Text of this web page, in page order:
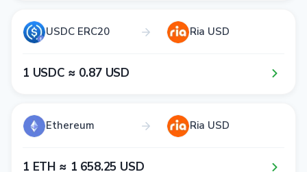
USDC ERC20 Ria USD
1​ USDC ≈ 0​.8​7​ USD
Ethereum Ria USD
1​ ETH ≈ 1​ 6​5​8​.2​5​ USD